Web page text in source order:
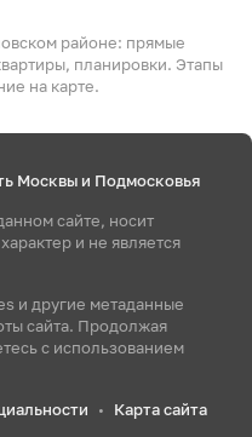
районе: прямые
планировки. Этапы
на карте.
Москвы и Подмосковья
сайте, носит
и не является
и другие метаданные
сайта. Продолжая
с использованием
• Карта сайта